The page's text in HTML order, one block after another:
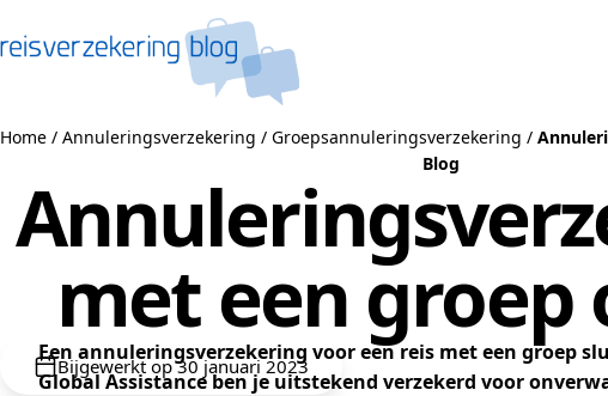
Home / Annuleringsverzekering / Groepsannuleringsverzekering /
Blog
met een groep
Bijgewerkt op 30 januari 2023
Een annuleringsverzekering voor een reis met een groep
Global Assistance ben je uitstekend verzekerd voor